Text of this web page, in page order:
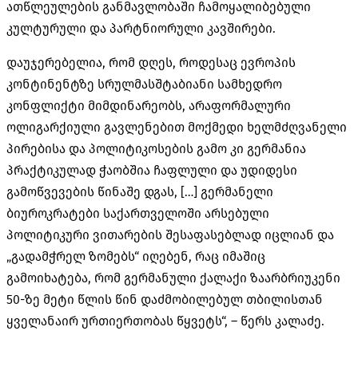
ათწლეულების განმავლობაში ჩამოყალიბებული
კულტურული და პარტნიორული კავშირები.
დაუჯერებელია, რომ დღეს, როდესაც ევროპის
კონტინენტზე სრულმასშტაბიანი სამხედრო
კონფლიქტი მიმდინარეობს, არაფორმალური
ოლიგარქიული გავლენებით მოქმედი ხელმძღვანელი
პირებისა და პოლიტიკოსების გამო კი გერმანია
პრაქტიკულად ჭაობშია ჩაფლული და უდიდესი
გამოწვევების წინაშე დგას, […] გერმანელი
ბიუროკრატები საქართველოში არსებული
პოლიტიკური ვითარების შესაფასებლად იცლიან და
„გადამჭრელ ზომებს“ იღებენ, რაც იმაშიც
გამოიხატება, რომ გერმანული ქალაქი ზაარბრიუკენი
50-ზე მეტი წლის წინ დაძმობილებულ თბილისთან
ყველანაირ ურთიერთობას წყვეტს“, – წერს კალაძე.